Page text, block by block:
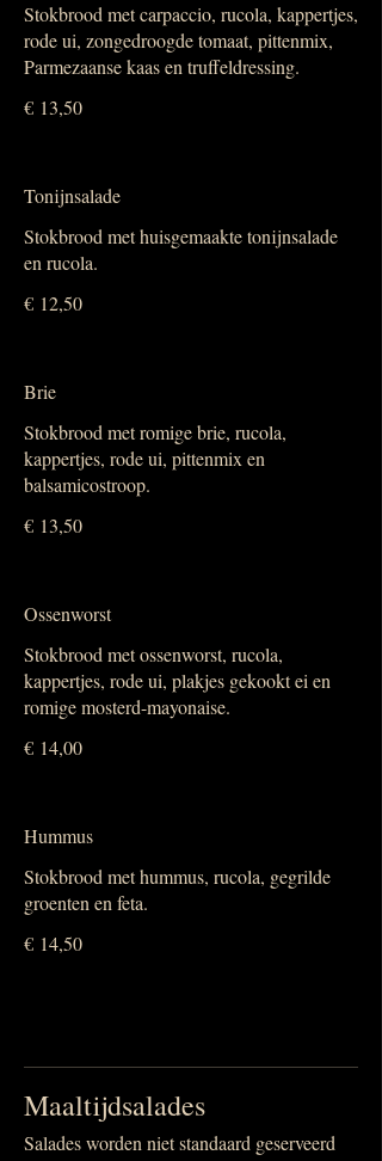
Stokbrood met carpaccio, rucola, kappertjes,
rode ui, zongedroogde tomaat, pittenmix,
Parmezaanse kaas en truffeldressing.
€ 13,50
Tonijnsalade
Stokbrood met huisgemaakte tonijnsalade
en rucola.
€ 12,50
Brie
Stokbrood met romige brie, rucola,
kappertjes, rode ui, pittenmix en
balsamicostroop.
€ 13,50
Ossenworst
Stokbrood met ossenworst, rucola,
kappertjes, rode ui, plakjes gekookt ei en
romige mosterd-mayonaise.
€ 14,00
Hummus
Stokbrood met hummus, rucola, gegrilde
groenten en feta.
€ 14,50
Maaltijdsalades
Salades worden niet standaard geserveerd